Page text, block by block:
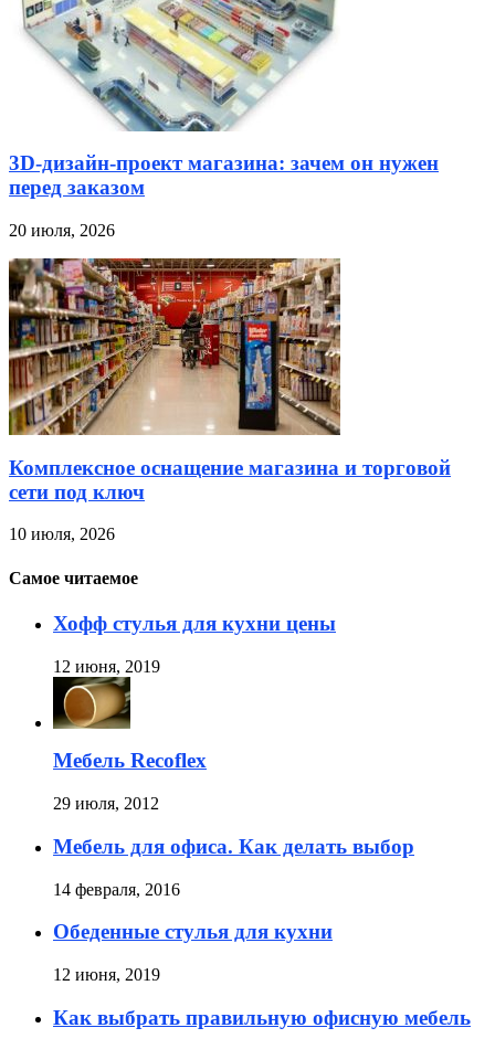
3D-дизайн-проект магазина: зачем он нужен
перед заказом
20 июля, 2026
Комплексное оснащение магазина и торговой
сети под ключ
10 июля, 2026
Самое читаемое
Хофф стулья для кухни цены
12 июня, 2019
Мебель Recoflex
29 июля, 2012
Мебель для офиса. Как делать выбор
14 февраля, 2016
Обеденные стулья для кухни
12 июня, 2019
Как выбрать правильную офисную мебель